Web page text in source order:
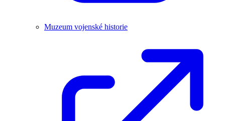
Muzeum vojenské historie